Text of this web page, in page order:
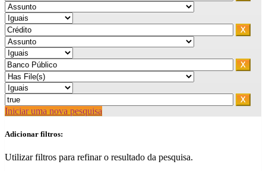
Iniciar uma nova pesquisa
Adicionar filtros:
Utilizar filtros para refinar o resultado da pesquisa.